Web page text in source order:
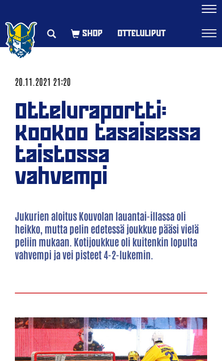
OTTELULIPUT
20.11.2021 21:20
Otteluraportti:
KooKoo tasaisessa
taistossa
vahvempi
Jukurien aloitus Kouvolan lauantai-illassa oli
heikko, mutta pelin edetessä joukkue pääsi vielä
peliin mukaan. Kotijoukkue oli kuitenkin lopulta
vahvempi ja vei pisteet 4-2-lukemin.